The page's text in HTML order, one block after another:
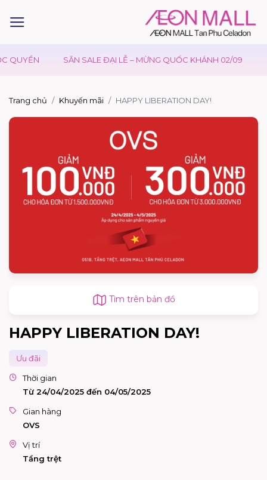
QUYỀN SĂN SALE ĐẠI LỄ – MỪNG QUỐC KHÁNH 02/09
Trang chủ Khuyến mãi HAPPY LIBERATION DAY!
Tìm trên bản đồ
HAPPY LIBERATION DAY!
Ưu đãi
Thời gian
Từ 24/04/2025 đến 04/05/2025
Gian hàng
OVS
Vị trí
Tầng trệt